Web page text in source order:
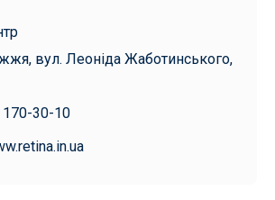
вул. Леоніда Жаботинського,
170-30-10